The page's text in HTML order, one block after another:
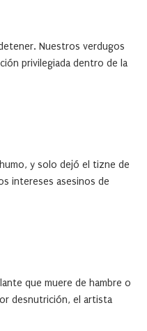
Nuestros verdugos
privilegiada dentro de la
y solo dejó el tizne de
intereses asesinos de
que muere de hambre o
desnutrición, el artista